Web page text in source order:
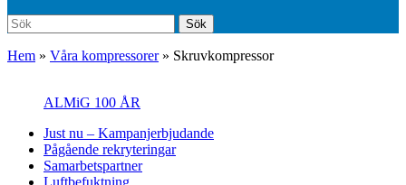
Sök
efter:
Sök
Hem » Våra kompressorer» Skruvkompressor
ALMiG 100 ÅR
Just nu – Kampanjerbjudande
Pågående rekryteringar
Samarbetspartner
Luftbefuktning